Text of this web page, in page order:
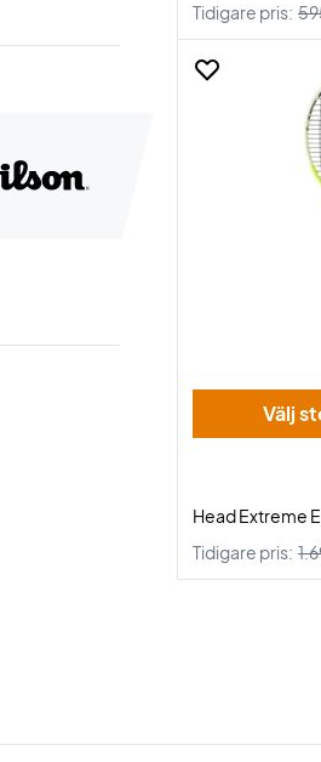
Tidigare pris:
Head Extreme
Tidigare pris: